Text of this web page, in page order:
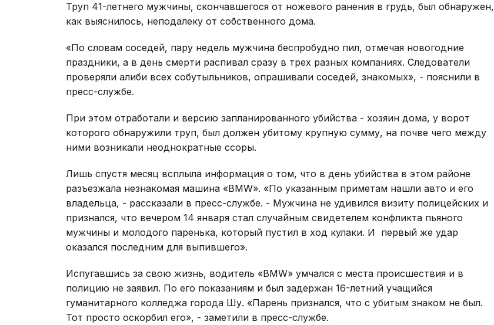
Труп 41-летнего мужчины, скончавшегося от ножевого ранения в грудь, был обнаружен,
как выяснилось, неподалеку от собственного дома.
«По словам соседей, пару недель мужчина беспробудно пил, отмечая новогодние
праздники, а в день смерти распивал сразу в трех разных компаниях. Следователи
проверяли алиби всех собутыльников, опрашивали соседей, знакомых», - пояснили в
пресс-службе.
При этом отработали и версию запланированного убийства - хозяин дома, у ворот
которого обнаружили труп, был должен убитому крупную сумму, на почве чего между
ними возникали неоднократные ссоры.
Лишь спустя месяц всплыла информация о том, что в день убийства в этом районе
разъезжала незнакомая машина «BMW». «По указанным приметам нашли авто и его
владельца, - рассказали в пресс-службе. - Мужчина не удивился визиту полицейских и
признался, что вечером 14 января стал случайным свидетелем конфликта пьяного
мужчины и молодого паренька, который пустил в ход кулаки. И первый же удар
оказался последним для выпившего».
Испугавшись за свою жизнь, водитель «BMW» умчался с места происшествия и в
полицию не заявил. По его показаниям и был задержан 16-летний учащийся
гуманитарного колледжа города Шу. «Парень признался, что с убитым знаком не был.
Тот просто оскорбил его», - заметили в пресс-службе.